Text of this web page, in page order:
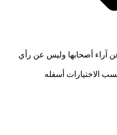
عن آراء أصحابها وليس عن رأي
الاختيارات أسفله